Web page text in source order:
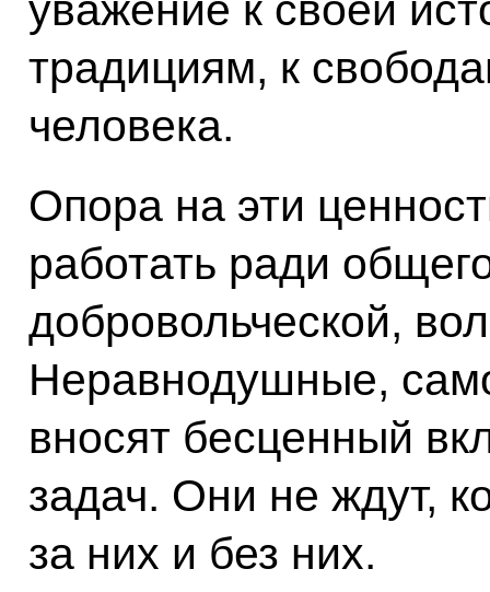
традициям, к
человека.
Опора на эти
работать ради
добровольческой,
Неравнодушные,
вносят бесценный
задач. Они не ждут,
за них и без них.